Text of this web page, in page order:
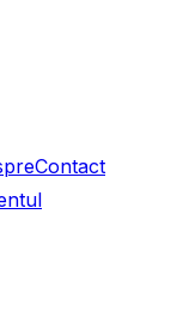
Contact